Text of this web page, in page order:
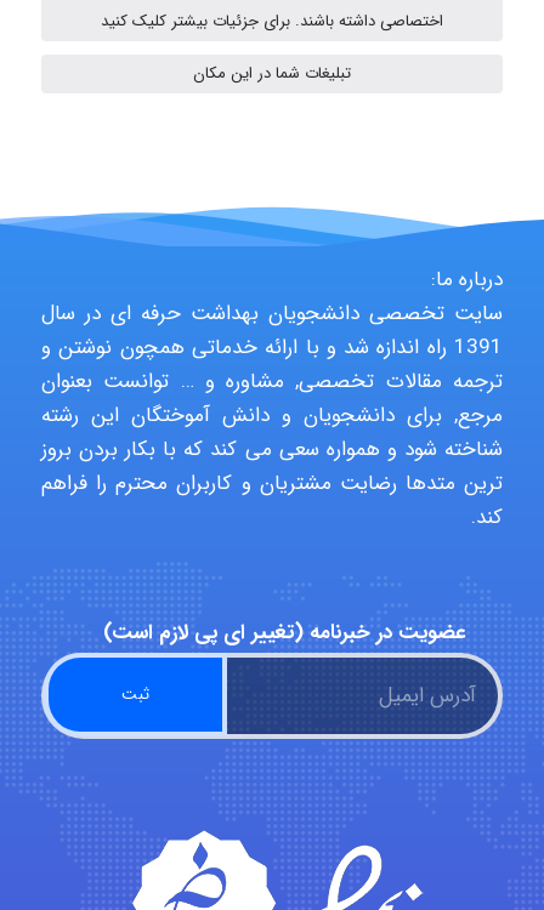
malekf
abolfazlkoshehe
abolfazlkoshehe
A.balandeh
fatima
Jafar Tym
اختصاصی داشته باشند. برای جزئیات بیشتر کلیک کنید
تبلیغات شما در این مکان
درباره ما:
سایت تخصصی دانشجویان بهداشت حرفه ای در سال
1391 راه اندازه شد و با ارائه خدماتی همچون نوشتن و
ترجمه مقالات تخصصی, مشاوره و … توانست بعنوان
مرجع, برای دانشجویان و دانش آموختگان این رشته
شناخته شود و همواره سعی می کند که با بکار بردن بروز
ترین متدها رضایت مشتریان و کاربران محترم را فراهم
کند.
عضویت در خبرنامه (تغییر ای پی لازم است)